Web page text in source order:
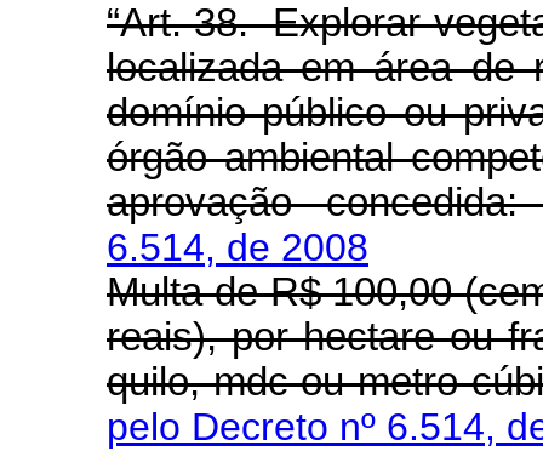
“Art. 38. Explorar
localizada em área de
domínio público ou
órgão ambiental
aprovação
6.514, de 2008
Multa de R$ 100,00
reais), por hectare ou
quilo, mdc ou metro
pelo Decreto nº 6.514,